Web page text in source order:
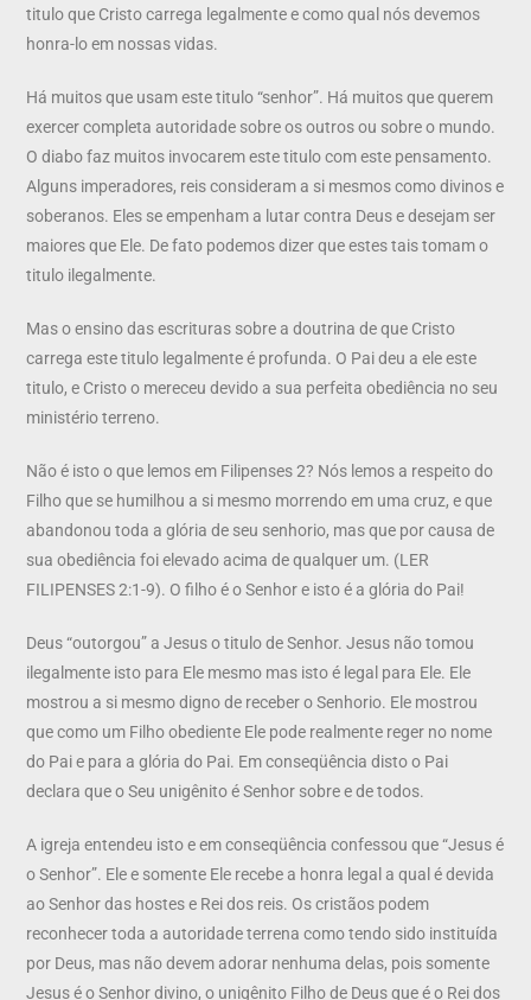
titulo que Cristo carrega legalmente e como qual nós devemos
honra-lo em nossas vidas.
Há muitos que usam este titulo “senhor”. Há muitos que querem
exercer completa autoridade sobre os outros ou sobre o mundo.
O diabo faz muitos invocarem este titulo com este pensamento.
Alguns imperadores, reis consideram a si mesmos como divinos e
soberanos. Eles se empenham a lutar contra Deus e desejam ser
maiores que Ele. De fato podemos dizer que estes tais tomam o
titulo ilegalmente.
Mas o ensino das escrituras sobre a doutrina de que Cristo
carrega este titulo legalmente é profunda. O Pai deu a ele este
titulo, e Cristo o mereceu devido a sua perfeita obediência no seu
ministério terreno.
Não é isto o que lemos em Filipenses 2? Nós lemos a respeito do
Filho que se humilhou a si mesmo morrendo em uma cruz, e que
abandonou toda a glória de seu senhorio, mas que por causa de
sua obediência foi elevado acima de qualquer um. (LER
FILIPENSES 2:1-9). O filho é o Senhor e isto é a glória do Pai!
Deus “outorgou” a Jesus o titulo de Senhor. Jesus não tomou
ilegalmente isto para Ele mesmo mas isto é legal para Ele. Ele
mostrou a si mesmo digno de receber o Senhorio. Ele mostrou
que como um Filho obediente Ele pode realmente reger no nome
do Pai e para a glória do Pai. Em conseqüência disto o Pai
declara que o Seu unigênito é Senhor sobre e de todos.
A igreja entendeu isto e em conseqüência confessou que “Jesus é
o Senhor”. Ele e somente Ele recebe a honra legal a qual é devida
ao Senhor das hostes e Rei dos reis. Os cristãos podem
reconhecer toda a autoridade terrena como tendo sido instituída
por Deus, mas não devem adorar nenhuma delas, pois somente
Jesus é o Senhor divino, o unigênito Filho de Deus que é o Rei dos